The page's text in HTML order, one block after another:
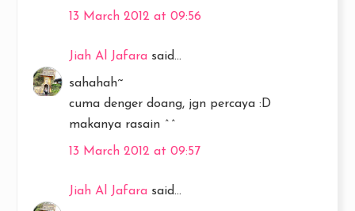
13 March 2012 at 09:56
Jiah Al Jafara said...
sahahah~
cuma denger doang, jgn percaya :D
makanya rasain ^^
13 March 2012 at 09:57
Jiah Al Jafara said...